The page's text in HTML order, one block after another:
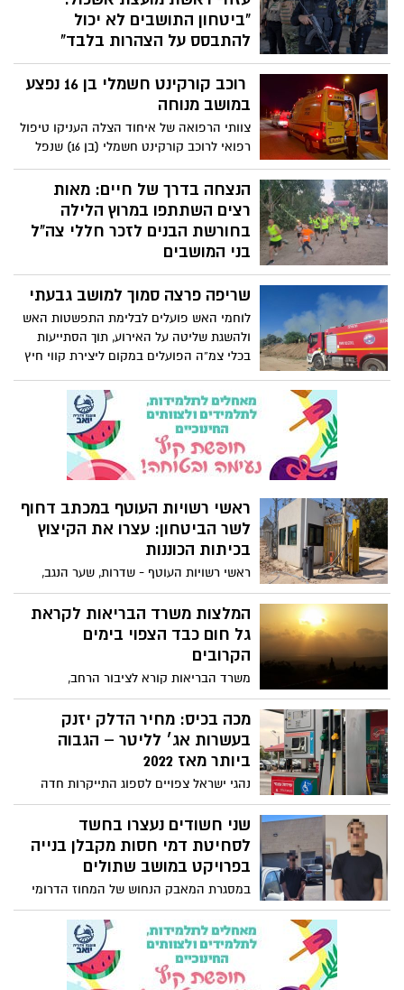
"ביטחון התושבים לא יכול
להתבסס על הצהרות בלבד"
נשיא ארצות הברית דונלד טראמפ הודיע כי
הושגה פריצת דרך במגעים לפירוז רצועת
עזה, ובבית הלבן מעריכים כי חמאס עשוי
לחתום בימים הקרובים על הסכם שיחייב אותו
להתפרק מנשקו ולהעביר את השליטה
קיימים סימני שאלה בנוגע ליישומו.
רוכב קורקינט חשמלי בן 16 נפצע
במושב מנוחה
צוותי הרפואה של איחוד הצלה העניקו טיפול
רפואי לרוכב קורקינט חשמלי (בן 16) שנפל
ונפצע במושב מנוחה.
הנצחה בדרך של חיים: מאות
רצים השתתפו במרוץ הלילה
בחורשת הבנים לזכר חללי צה"ל
בני המושבים
מאות משתתפים הגיעו הערב (חמישי)
לחורשת הבנים שבין המושבים ינון וערוגות,
במועצה האזורית באר טוביה, ולקחו חלק
במרוץ הלילה המסורתי המתקיים לזכרם של
חללי צה"ל בני המושבים. המרוץ הפך בשנים
ספורט, זיכרון וערבות הדדית
שריפה פרצה סמוך למושב גבעתי
לוחמי האש פועלים לבלימת התפשטות האש
ולהשגת שליטה על האירוע, תוך הסתייעות
בכלי צמ”ה הפועלים במקום ליצירת קווי חיץ
ראשי רשויות העוטף במכתב דחוף
לשר הביטחון: עצרו את הקיצוץ
בכיתות הכוננות
ראשי רשויות העוטף - שדרות, שער הנגב,
אשכול, שדות נגב וחוף אשקלון - יחד עם
תנועת עתיד לעוטף, שלחו הבוקר מכתב דחוף
לשר הביטחון, ח”כ ישראל כ”ץ, בדרישה לעצור
באופן מיידי את הצמצום בכיתות הכוננות
ביישובי העוטף.
המלצות משרד הבריאות לקראת
גל חום כבד הצפוי בימים
הקרובים
משרד הבריאות קורא לציבור הרחב,
לאוכלוסיית הקשישים, ילדים, נשים הרות
ולחולים במחלות כרוניות בפרט, להקפיד
ולהימנע ככל האפשר מחשיפה לחום ולשמש,
להימנע ממאמץ גופני שאינו הכרחי, להקפיד
ממוזגים
מכה בכיס: מחיר הדלק יזנק
בעשרות אג׳ לליטר – הגבוה
ביותר מאז 2022
נהגי ישראל צפויים לספוג התייקרות חדה
במחירי הדלק כבר בתחילת חודש אוגוסט.
מחירו המרבי של ליטר בנזין 95 אוקטן נטול
עופרת בשירות עצמי (כולל מע”מ) יעמוד על
לעומת המחיר הנוכחי
שני חשודים נעצרו בחשד
לסחיטת דמי חסות מקבלן בנייה
בפרויקט במושב שתולים
במסגרת המאבק הנחוש של המחוז הדרומי
בעבירות סחיטת דמי החסות, התקבל דיווח
על עבירות סחיטה באיומים שבוצעו לכאורה
כלפי קבלן בנייה, תושב נצרת, בפרויקט
שבבעלותו במושב שתולים.